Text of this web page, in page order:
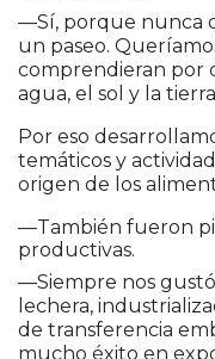
—Sí, porque nunca
un paseo.
comprendieran por
agua, el sol y la
Por eso
temáticos y
origen de los
—También fueron
productivas.
—Siempre nos
lechera,
de transferencia
mucho éxito en